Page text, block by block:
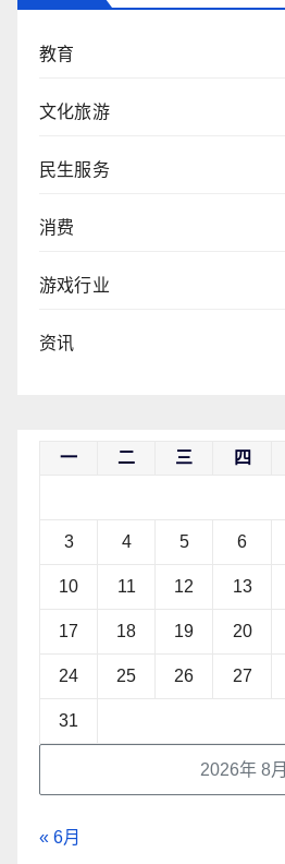
教育
文化旅游
民生服务
消费
游戏行业
资讯
2026年 8月
一 二 三 四
3 4 5 6
10 11 12 13
17 18 19 20
24 25 26 27
31
« 6月